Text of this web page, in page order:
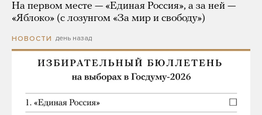
На первом месте — «Единая Россия», а за ней —
«Яблоко» (с лозунгом «За мир и свободу»)
НОВОСТИ день назад